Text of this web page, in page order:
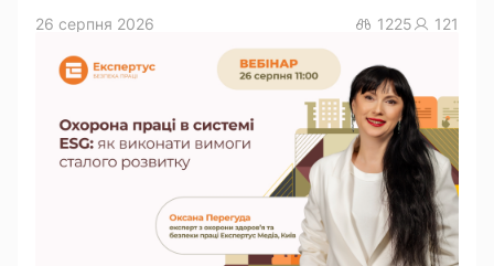
26 серпня 2026 1225 121